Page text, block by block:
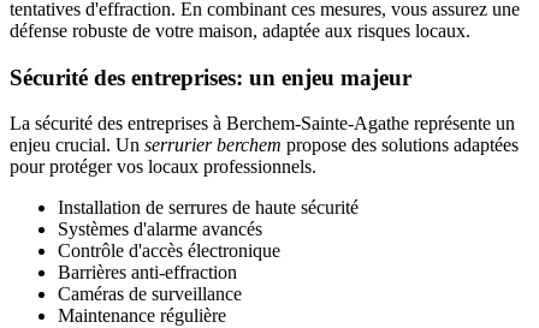
tentatives d'effraction. En combinant ces mesures, vous assurez une
défense robuste de votre maison, adaptée aux risques locaux.
Sécurité des entreprises: un enjeu majeur
La sécurité des entreprises à Berchem-Sainte-Agathe représente un
enjeu crucial. Un serrurier berchem propose des solutions adaptées
pour protéger vos locaux professionnels.
Installation de serrures de haute sécurité
Systèmes d'alarme avancés
Contrôle d'accès électronique
Barrières anti-effraction
Caméras de surveillance
Maintenance régulière